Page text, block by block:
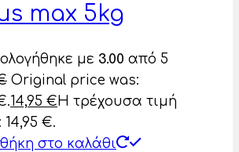
max 5kg
με 3.00 από 5
Original price was:
14,95 €Η τρέχουσα τιμή
14,95 €.
στο καλάθι